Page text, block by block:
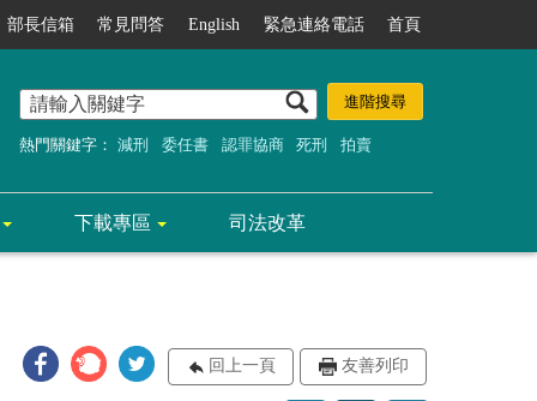
部長信箱 常見問答 English 緊急連絡電話 首頁
熱門關鍵字： 減刑 委任書 認罪協商 死刑 拍賣
下載專區 司法改革
回上一頁 友善列印